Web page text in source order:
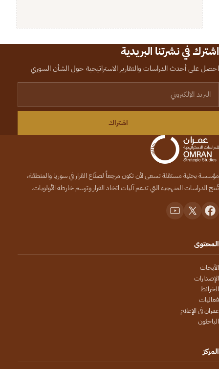
اشترك في نشرتنا البريدية
احصل على أحدث الدراسات والتقارير الاستراتيجية حول الشأن السوري
اشتراك
مؤسسة بحثية مستقلة تسعى لأن تكون مرجعاً لصنّاع القرار في سوريا والمنطقة،
تُنتج الدراسات المنهجية التي تدعم آليات اتخاذ القرار وترسم خارطة الأولويات.
المحتوى
الأبحاث
الإصدارات
الخرائط
فعاليات
عمران في الإعلام
الباحثون
المركز